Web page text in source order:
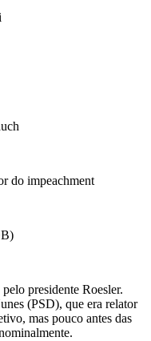
do impeachment
presidente Roesler.
(PSD), que era relator
mas pouco antes das